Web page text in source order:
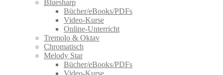
Bluesharp
Bücher/eBooks/PDFs
Video-Kurse
Online-Unterricht
Tremolo & Oktav
Chromatisch
Melody Star
Bücher/eBooks/PDFs